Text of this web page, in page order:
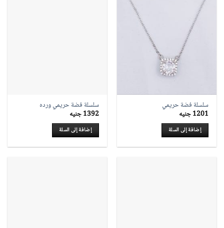
سلسلة فضة حريمي
1201جنيه
إضافة إلى السلة
سلسلة فضة حريمي ورده
1392جنيه
إضافة إلى السلة